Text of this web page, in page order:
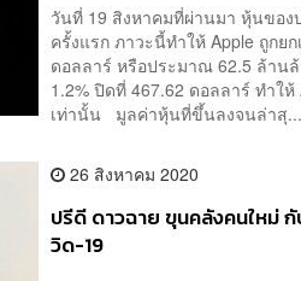
วันที่ 19 สิงหาคมที่ผ่านมา หุ้นของ
ครั้งแรก ภาวะนี้ทำให้ Apple ถูก
ดอลลาร์ หรือประมาณ 62.5 ล้าน
1.2% ปิดที่ 467.62 ดอลลาร์ ทำใ
เท่านั้น มูลค่าหุ้นที่ขึ้นลงจนล่าสุ...
26 สิงหาคม 2020
ปรีดี ดาวฉาย ขุนคลังคนใหม่
วิด-19